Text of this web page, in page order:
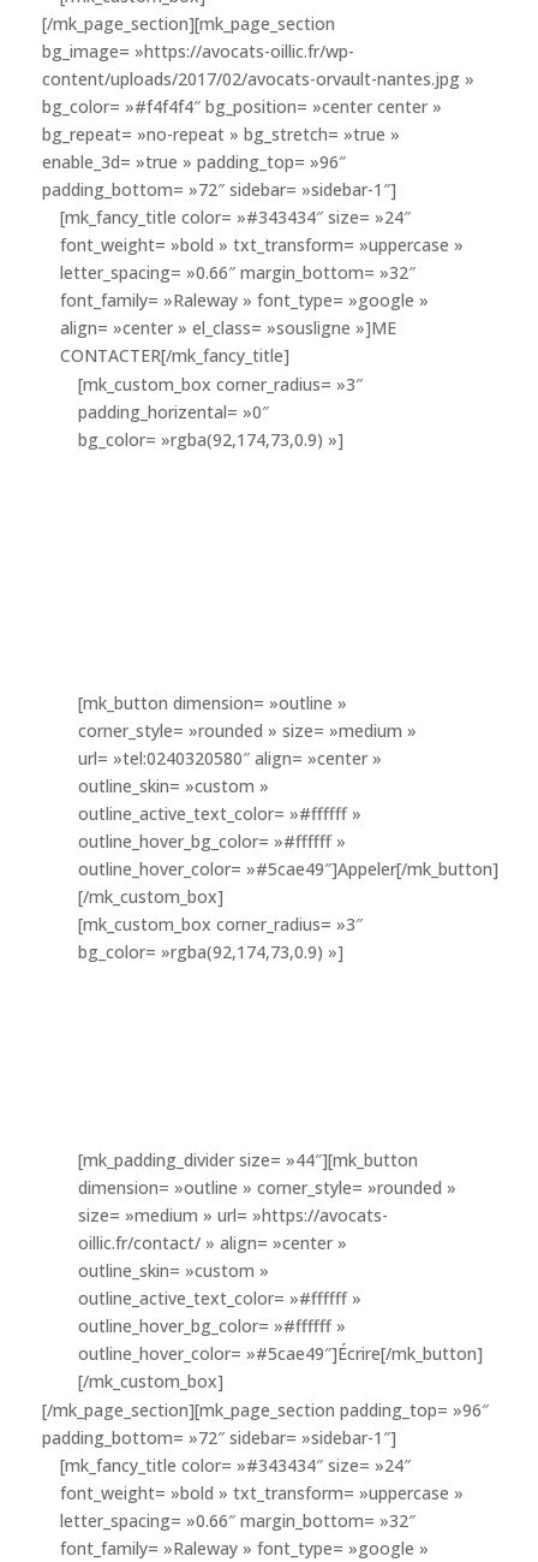
[/mk_page_section][mk_page_section
bg_image= »https://avocats-oillic.fr/wp-
content/uploads/2017/02/avocats-orvault-nantes.jpg »
bg_color= »#f4f4f4″ bg_position= »center center »
bg_repeat= »no-repeat » bg_stretch= »true »
enable_3d= »true » padding_top= »96″
padding_bottom= »72″ sidebar= »sidebar-1″]
[mk_fancy_title color= »#343434″ size= »24″
font_weight= »bold » txt_transform= »uppercase »
letter_spacing= »0.66″ margin_bottom= »32″
font_family= »Raleway » font_type= »google »
align= »center » el_class= »sousligne »]ME
CONTACTER[/mk_fancy_title]
[mk_custom_box corner_radius= »3″
padding_horizental= »0″
bg_color= »rgba(92,174,73,0.9) »]
[mk_button dimension= »outline »
corner_style= »rounded » size= »medium »
url= »tel:0240320580″ align= »center »
outline_skin= »custom »
outline_active_text_color= »#ffffff »
outline_hover_bg_color= »#ffffff »
outline_hover_color= »#5cae49″]Appeler[/mk_button]
[/mk_custom_box]
[mk_custom_box corner_radius= »3″
bg_color= »rgba(92,174,73,0.9) »]
[mk_padding_divider size= »44″][mk_button
dimension= »outline » corner_style= »rounded »
size= »medium » url= »https://avocats-
oillic.fr/contact/ » align= »center »
outline_skin= »custom »
outline_active_text_color= »#ffffff »
outline_hover_bg_color= »#ffffff »
outline_hover_color= »#5cae49″]Écrire[/mk_button]
[/mk_custom_box]
[/mk_page_section][mk_page_section padding_top= »96″
padding_bottom= »72″ sidebar= »sidebar-1″]
[mk_fancy_title color= »#343434″ size= »24″
font_weight= »bold » txt_transform= »uppercase »
letter_spacing= »0.66″ margin_bottom= »32″
font_family= »Raleway » font_type= »google »